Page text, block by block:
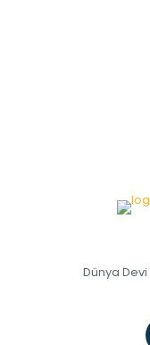
Dünya